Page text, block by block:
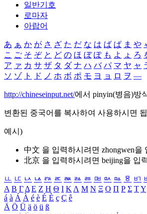
일반기호
로마자
아랍어
あ ぁ か が さ ざ た だ な は ば ぱ ま や
こ ご そ ぞ と ど の ほ ぼ ぽ も よ ょ ろ
ア ァ カ サ ザ タ ダ ナ ハ バ パ マ ヤ ャ
ソ ゾ ト ド ノ ホ ボ ポ モ ヨ ョ ロ ヲ ―
http://chineseinput.net/에서 pinyin(병음)방
변환된 중국어를 복사하여 사용하시면
예시)
中文 을 입력하시려면 zhongwen을
北京 을 입력하시려면 beijing을 입
ㅥ ㅦ ㅧ ㅨ ㅩ ㅪ ㅫ ㅬ ㅭ ㅮ ㅯ ㅰ ㅱ ㅲ
Α Β ΓΔ Ε Ζ Η Θ Ι ΚΛ Μ Ν Ξ Ο Π Ρ Σ ΤΥ
á à Á À é è É È ç Ç ê
Ä Ö Ü ä ö ü ß